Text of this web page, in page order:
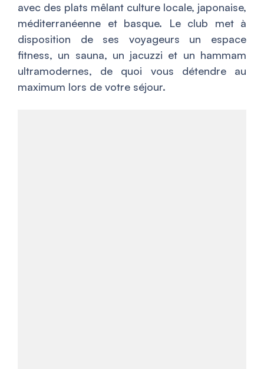
avec des plats mêlant culture locale, japonaise,
méditerranéenne et basque. Le club met à
disposition de ses voyageurs un espace
fitness, un sauna, un jacuzzi et un hammam
ultramodernes, de quoi vous détendre au
maximum lors de votre séjour.